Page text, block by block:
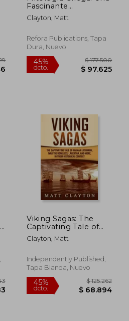
45%
Fascinante
Introducción a los
Mitos Sobre los
Héroes y Monstruos
Griegos
Clayton, Matt
Refora Publications, Tapa
Dura, Nuevo
Viking Sagas: The
Captivating Tale of
Ragnar Lothbrok,
Ivar the Boneless,
in Their Historical
Context (en Inglés)
Clayton, Matt
Independently Published,
Tapa Blanda, Nuevo